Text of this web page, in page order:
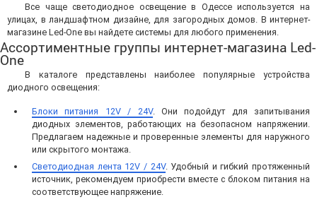
Все чаще светодиодное освещение в Одессе используется на
улицах, в ландшафтном дизайне, для загородных домов. В интернет-
магазине Led-One вы найдете системы для любого применения.
Ассортиментные группы интернет-магазина Led-
One
В каталоге представлены наиболее популярные устройства
диодного освещения:
Блоки питания 12V / 24V. Они подойдут для запитывания
диодных элементов, работающих на безопасном напряжении.
Предлагаем надежные и проверенные элементы для наружного
или скрытого монтажа.
Светодиодная лента 12V / 24V. Удобный и гибкий протяженный
источник, рекомендуем приобрести вместе с блоком питания на
соответствующее напряжение.